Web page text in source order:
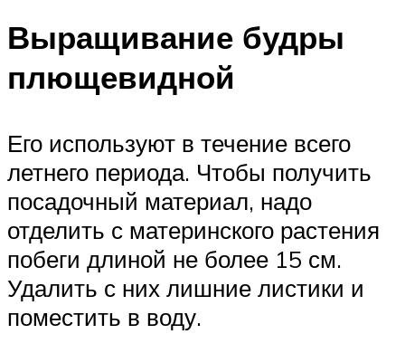
Выращивание будры
плющевидной
Его используют в течение всего
летнего периода. Чтобы получить
посадочный материал, надо
отделить с материнского растения
побеги длиной не более 15 см.
Удалить с них лишние листики и
поместить в воду.